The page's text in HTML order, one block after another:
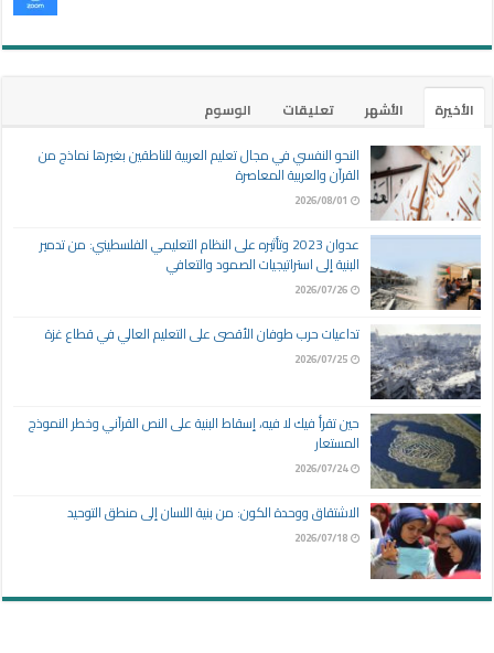
الأخيرة الأشهر تعليقات
الوسوم
النحو النفسي في مجال تعليم العربية للناطقين بغيرها نماذج من
القرآن والعربية المعاصرة
2026/08/01
عدوان 2023 وتأثيره على النظام التعليمي الفلسطيني: من تدمير
البنية إلى استراتيجيات الصمود والتعافي
2026/07/26
تداعيات حرب طوفان الأقصى على التعليم العالي في قطاع غزة
2026/07/25
حين تقرأ فيك لا فيه، إسقاط البنية على النص القرآني وخطر النموذج
المستعار
2026/07/24
الاشتقاق ووحدة الكون: من بنية اللسان إلى منطق التوحيد
2026/07/18